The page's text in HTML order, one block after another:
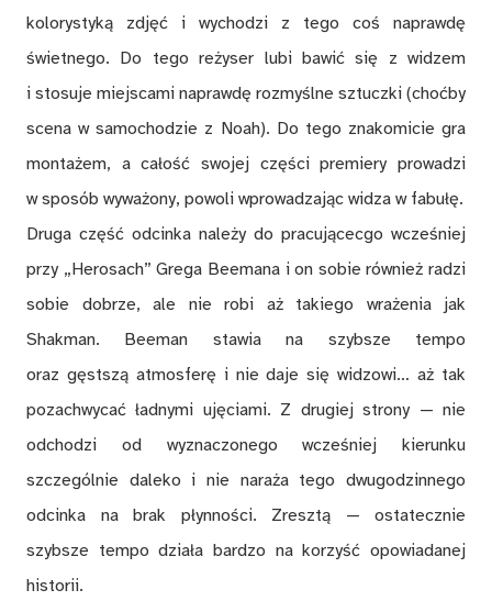
kolorystyką zdjęć i wychodzi z tego coś naprawdę
świetnego. Do tego reżyser lubi bawić się z widzem
i stosuje miejscami naprawdę rozmyślne sztuczki (choćby
scena w samochodzie z Noah). Do tego znakomicie gra
montażem, a całość swojej części premiery prowadzi
w sposób wyważony, powoli wprowadzając widza w fabułę.
Druga część odcinka należy do pracującecgo wcześniej
przy „Herosach” Grega Beemana i on sobie również radzi
sobie dobrze, ale nie robi aż takiego wrażenia jak
Shakman. Beeman stawia na szybsze tempo
oraz gęstszą atmosferę i nie daje się widzowi… aż tak
pozachwycać ładnymi ujęciami. Z drugiej strony — nie
odchodzi od wyznaczonego wcześniej kierunku
szczególnie daleko i nie naraża tego dwugodzinnego
odcinka na brak płynności. Zresztą — ostatecznie
szybsze tempo działa bardzo na korzyść opowiadanej
historii.